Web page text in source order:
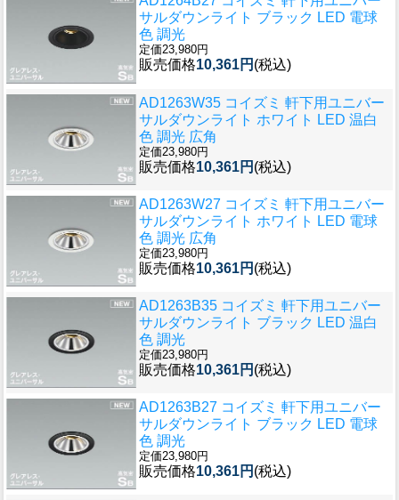
サルダウンライト ブラック LED 電球
色 調光
定価23,980円
販売価格10,361円 (税込)
AD1263W35 コイズミ 軒下用ユニバー
サルダウンライト ホワイト LED 温白
色 調光 広角
定価23,980円
販売価格10,361円 (税込)
AD1263W27 コイズミ 軒下用ユニバー
サルダウンライト ホワイト LED 電球
色 調光 広角
定価23,980円
販売価格10,361円 (税込)
AD1263B35 コイズミ 軒下用ユニバー
サルダウンライト ブラック LED 温白
色 調光
定価23,980円
販売価格10,361円 (税込)
AD1263B27 コイズミ 軒下用ユニバー
サルダウンライト ブラック LED 電球
色 調光
定価23,980円
販売価格10,361円 (税込)